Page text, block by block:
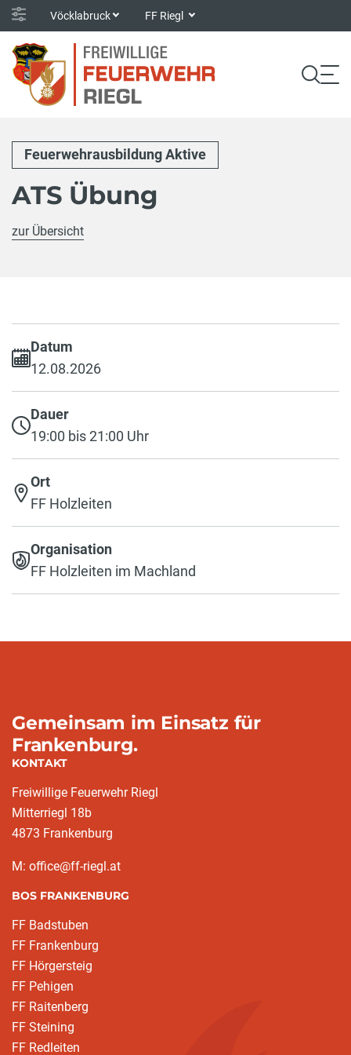
Vöcklabruck FF Riegl
Feuerwehrausbildung Aktive
ATS Übung
zur Übersicht
Datum
12.08.2026
Dauer
19:00 bis 21:00 Uhr
Ort
FF Holzleiten
Organisation
FF Holzleiten im Machland
Gemeinsam im Einsatz für
Frankenburg.
KONTAKT
Freiwillige Feuerwehr Riegl
Mitterriegl 18b
4873 Frankenburg
M: office@ff-riegl.at
BOS FRANKENBURG
FF Badstuben
FF Frankenburg
FF Hörgersteig
FF Pehigen
FF Raitenberg
FF Steining
FF Redleiten